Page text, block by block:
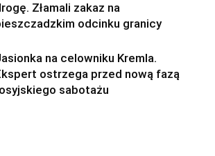
Złamali zakaz na
odcinku granicy
na celowniku Kremla.
ostrzega przed nową fazą
sabotażu